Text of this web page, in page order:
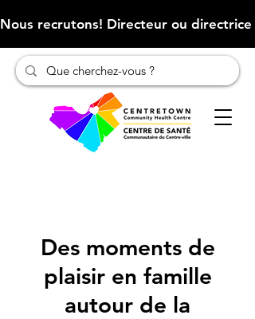
Nous recrutons! Directeur ou
Des moments de
plaisir en famille
autour de la